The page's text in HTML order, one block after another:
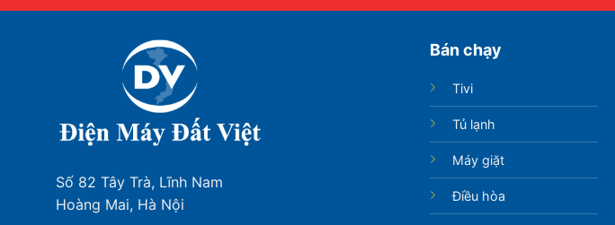
Số 82 Tây Trà, Lĩnh Nam
Hoàng Mai, Hà Nội
Bán chạy
Tivi
Tủ lạnh
Máy giặt
Điều hòa